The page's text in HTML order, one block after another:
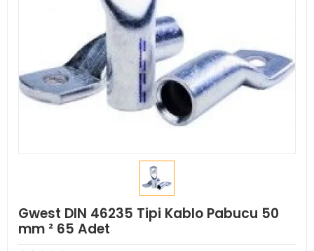
Gwest DIN 46235 Tipi Kablo Pabucu 50
mm ² 65 Adet